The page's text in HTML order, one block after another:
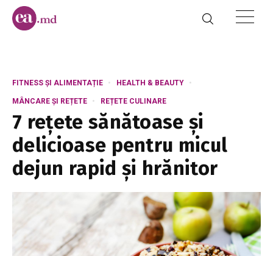
FITNESS ȘI ALIMENTAȚIE HEALTH & BEAUTY
MÂNCARE ȘI REȚETE REȚETE CULINARE
7 rețete sănătoase și
delicioase pentru micul
dejun rapid și hrănitor